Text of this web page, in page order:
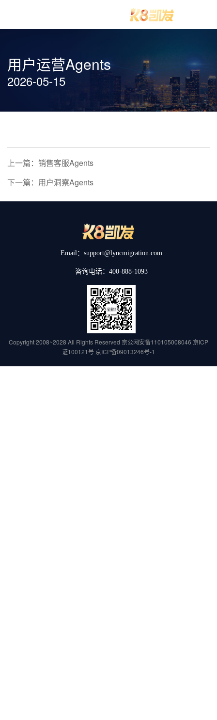
用户运营Agents
2026-05-15
上一篇：销售客服Agents
下一篇：用户洞察Agents
Email：support@lyncmigration.com
咨询电话：400-888-1093
Copyright 2008~2028 All Rights Reserved 京公网安备110105008046 京ICP
证100121号 京ICP备09013246号-1